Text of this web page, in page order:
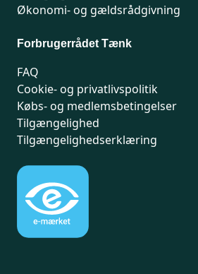
Økonomi- og gældsrådgivning
Forbrugerrådet Tænk
FAQ
Cookie- og privatlivspolitik
Købs- og medlemsbetingelser
Tilgængelighed
Tilgængelighedserklæring